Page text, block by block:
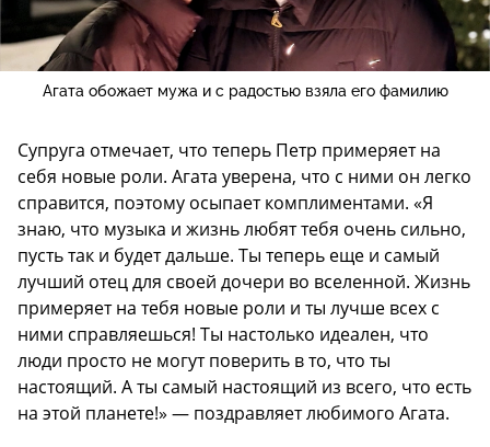
Агата обожает мужа и с радостью взяла его фамилию
Супруга отмечает, что теперь Петр примеряет на
себя новые роли. Агата уверена, что с ними он легко
справится, поэтому осыпает комплиментами. «Я
знаю, что музыка и жизнь любят тебя очень сильно,
пусть так и будет дальше. Ты теперь еще и самый
лучший отец для своей дочери во вселенной. Жизнь
примеряет на тебя новые роли и ты лучше всех с
ними справляешься! Ты настолько идеален, что
люди просто не могут поверить в то, что ты
настоящий. А ты самый настоящий из всего, что есть
на этой планете!» — поздравляет любимого Агата.